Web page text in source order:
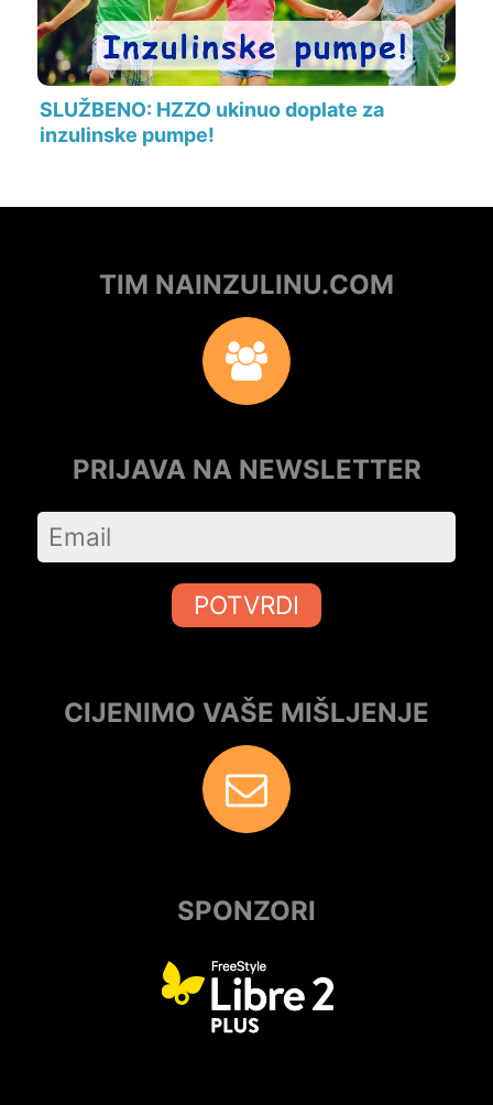
SLUŽBENO: HZZO ukinuo doplate za
inzulinske pumpe!
TIM NAINZULINU.COM
PRIJAVA NA NEWSLETTER
POTVRDI
CIJENIMO VAŠE MIŠLJENJE
SPONZORI